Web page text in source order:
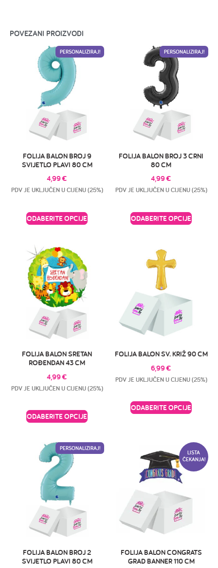
POVEZANI PROIZVODI
PERSONALIZIRAJ!
FOLIJA BALON BROJ 9
SVIJETLO PLAVI 80 CM
4,99€
PDV JE UKLJUČEN U CIJENU (25%)
ODABERITE OPCIJE
PERSONALIZIRAJ!
FOLIJA BALON BROJ 3 CRNI
80 CM
4,99€
PDV JE UKLJUČEN U CIJENU (25%)
ODABERITE OPCIJE
FOLIJA BALON SRETAN
ROĐENDAN 43 CM
4,99€
PDV JE UKLJUČEN U CIJENU (25%)
ODABERITE OPCIJE
FOLIJA BALON SV. KRIŽ 90 CM
6,99€
PDV JE UKLJUČEN U CIJENU (25%)
ODABERITE OPCIJE
PERSONALIZIRAJ!
FOLIJA BALON BROJ 2
SVIJETLO PLAVI 80 CM
LISTA
ČEKANJA!
FOLIJA BALON CONGRATS
GRAD BANNER 110 CM